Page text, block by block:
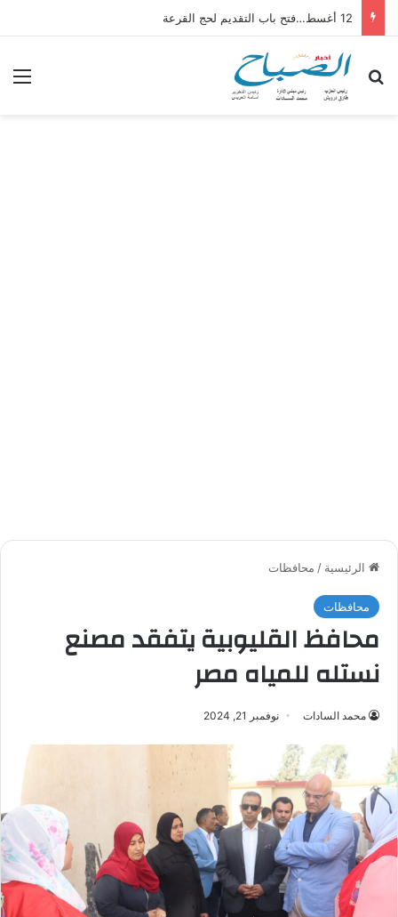
12 أغسط…فتح باب التقديم لحج القرعة
بحث عن
الرئيسية / محافظات
محافظات
محافظ القليوبية يتفقد مصنع
نستله للمياه مصر
محمد السادات نوفمبر 21, 2024